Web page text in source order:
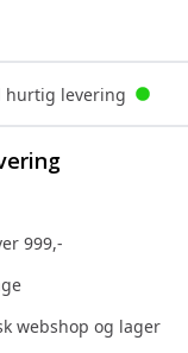
hurtig levering
999,-
webshop og lager